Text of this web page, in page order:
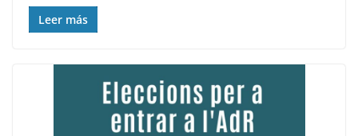
Leer más